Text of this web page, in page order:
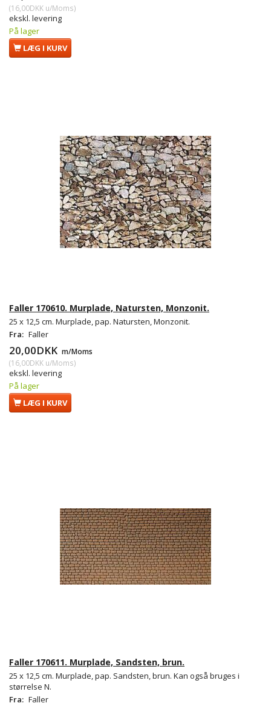
(16,00DKK u/Moms)
ekskl. levering
På lager
LÆG I KURV
Faller 170610. Murplade, Natursten, Monzonit.
25 x 12,5 cm. Murplade, pap. Natursten, Monzonit.
Fra: Faller
20,00DKK m/Moms
(16,00DKK u/Moms)
ekskl. levering
På lager
LÆG I KURV
Faller 170611. Murplade, Sandsten, brun.
25 x 12,5 cm. Murplade, pap. Sandsten, brun. Kan også bruges i
størrelse N.
Fra: Faller